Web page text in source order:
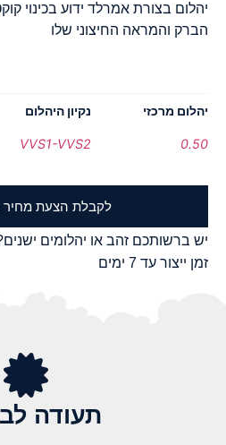
יהלום בצורת אמרלד ידוע בכינוי
הברק והמראה החיצוני שלו
יהלום מרכזי
0.50
נקיון היהלום
VVS1-VVS2
לקבלת הצעת מחיר
יש ברשותכם זהב או יהלומים
זמן ייצור עד 7 ימים
תעודה